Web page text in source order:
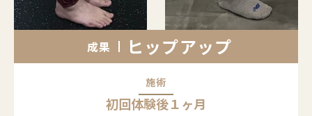
成果 ヒップアップ
施術
初回体験後１ヶ月